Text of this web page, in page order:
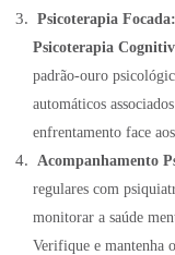
Psicoterapia Focada:
Psicoterapia
padrão-ouro
automáticos
enfrentamento face
Acompanhamento
regulares com
monitorar a saúde
Verifique e mantenha